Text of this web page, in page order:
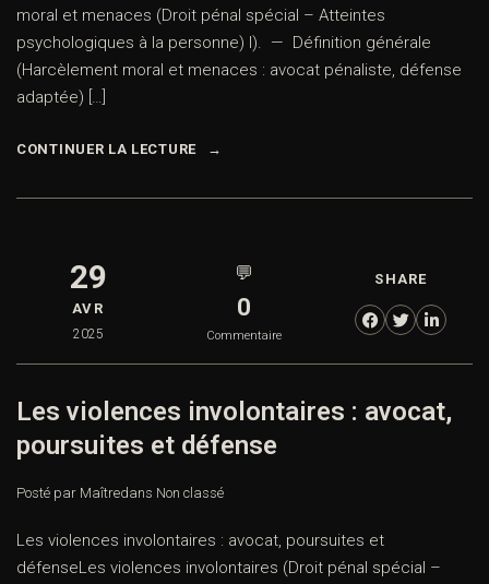
moral et menaces (Droit pénal spécial – Atteintes
psychologiques à la personne) I). — Définition générale
(Harcèlement moral et menaces : avocat pénaliste, défense
adaptée) […]
CONTINUER LA LECTURE
29
AVR
2025
💬
0
Commentaire
SHARE
Les violences involontaires : avocat,
poursuites et défense
Posté par Maîtredans Non classé
Les violences involontaires : avocat, poursuites et
défenseLes violences involontaires (Droit pénal spécial –